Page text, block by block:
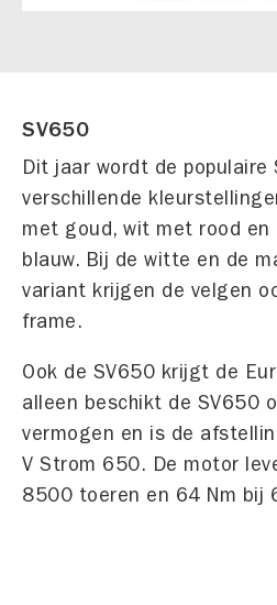
SV650
Dit jaar wordt de populaire
verschillende
met goud, wit met rood
blauw. Bij de witte en de
variant krijgen de velgen
frame.
Ook de SV650 krijgt de
alleen beschikt de SV650
vermogen en is de
V Strom 650. De motor
8500 toeren en 64 Nm bij